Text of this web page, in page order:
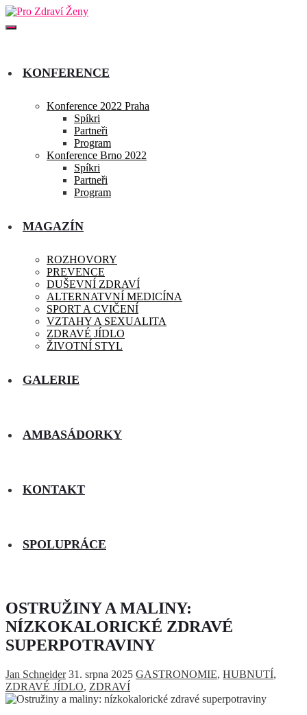
KONFERENCE
Konference 2022 Praha
Spíkri
Partneři
Program
Konference Brno 2022
Spíkri
Partneři
Program
MAGAZÍN
ROZHOVORY
PREVENCE
DUŠEVNÍ ZDRAVÍ
ALTERNATVNÍ MEDICÍNA
SPORT A CVIČENÍ
VZTAHY A SEXUALITA
ZDRAVÉ JÍDLO
ŽIVOTNÍ STYL
GALERIE
AMBASÁDORKY
KONTAKT
SPOLUPRÁCE
OSTRUŽINY A MALINY:
NÍZKOKALORICKÉ ZDRAVÉ
SUPERPOTRAVINY
Jan Schneider 31. srpna 2025 GASTRONOMIE, HUBNUTÍ,
ZDRAVÉ JÍDLO, ZDRAVÍ